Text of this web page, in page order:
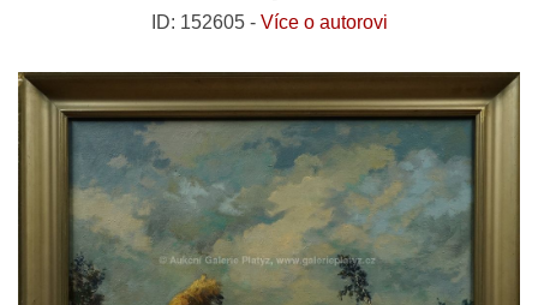
ID: 152605 - Více o autorovi